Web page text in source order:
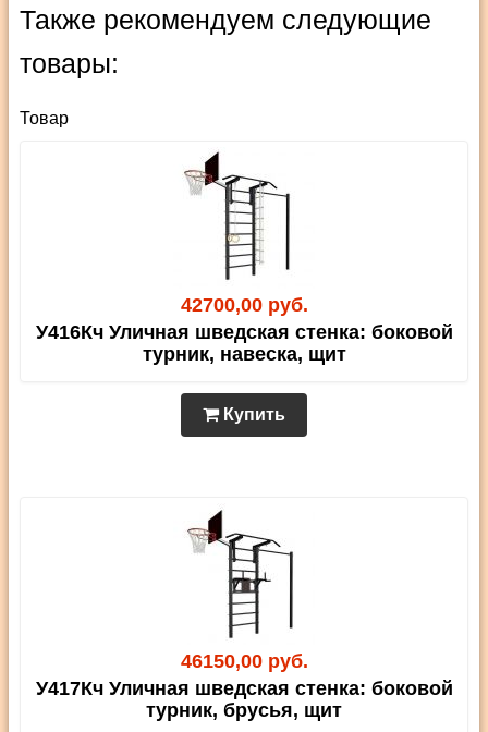
Также рекомендуем следующие
товары:
Товар
42700,00 руб.
У416Кч Уличная шведская стенка: боковой
турник, навеска, щит
Купить
46150,00 руб.
У417Кч Уличная шведская стенка: боковой
турник, брусья, щит